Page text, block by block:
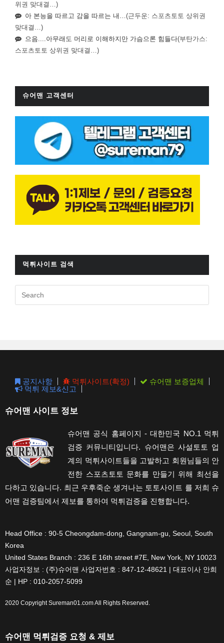
위권 맞대결…)
아 본능을 따르고 감을 따르는 내…(근두운: 스포츠토토 상위권
맞대결…)
으음....아무래도 머리로 이해하지만 가슴으론 힘들다(부탄가스:
스포츠토토 상위권 맞대결…)
슈어맨 고객센터
먹튀사이트 검색
공지사항 먹튀사이트(확정)
슈어맨 보증업체
먹튀 제보&신고
슈어맨 사이트 정보
슈어맨 공식 홈페이지 - 대한민국 NO.1 먹튀
검증 커뮤니티입니다. 슈어맨은 사설토토 업
계의 먹튀사이트들을 고발하고 회원님들의 안
전한 스포츠토토 문화를 만들기 위해 최선을
다하고 있습니다. 최근 우후죽순 생겨나는 토토사이트 를 저희 슈
어맨 검증팀에서 제보를 통하여 먹튀검증을 진행합니다.
Head Office : 90-5 Cheongdam-dong, Gangnam-gu, Seoul, South
Korea
United States Branch : 236 E 16th street #7E, New York, NY 10023
사업자정보 : (주)슈어맨 사업자번호 : 847-12-48621 | 대표이사 안희
순 | HP : 010-2057-5099
2020 CopyrightSureman01.comAll Rights Reserved.
슈어맨 먹튀검증 요청 & 제보